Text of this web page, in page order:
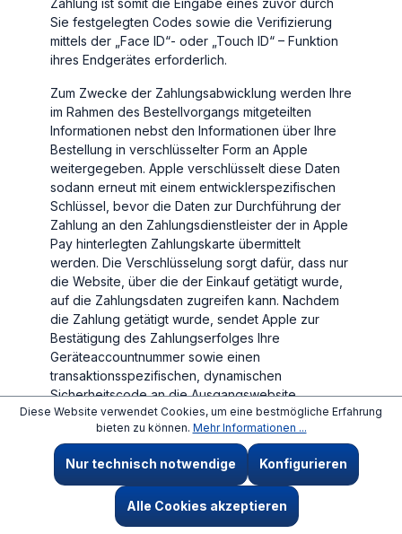
Zahlung ist somit die Eingabe eines zuvor durch
Sie festgelegten Codes sowie die Verifizierung
mittels der „Face ID“- oder „Touch ID“ – Funktion
ihres Endgerätes erforderlich.
Zum Zwecke der Zahlungsabwicklung werden Ihre
im Rahmen des Bestellvorgangs mitgeteilten
Informationen nebst den Informationen über Ihre
Bestellung in verschlüsselter Form an Apple
weitergegeben. Apple verschlüsselt diese Daten
sodann erneut mit einem entwicklerspezifischen
Schlüssel, bevor die Daten zur Durchführung der
Zahlung an den Zahlungsdienstleister der in Apple
Pay hinterlegten Zahlungskarte übermittelt
werden. Die Verschlüsselung sorgt dafür, dass nur
die Website, über die der Einkauf getätigt wurde,
auf die Zahlungsdaten zugreifen kann. Nachdem
die Zahlung getätigt wurde, sendet Apple zur
Bestätigung des Zahlungserfolges Ihre
Geräteaccountnummer sowie einen
transaktionsspezifischen, dynamischen
Sicherheitscode an die Ausgangswebsite.
Sofern bei den beschriebenen Übermittlungen
personenbezogene Daten verarbeitet werden,
erfolgt die Verarbeitung ausschließlich zum
Zwecke der Zahlungsabwicklung gemäß Art. 6
Abs. 1 lit. b DSGVO.
Diese Website verwendet Cookies, um eine bestmögliche Erfahrung
bieten zu können. Mehr Informationen ...
Nur technisch notwendige Konfigurieren
Alle Cookies akzeptieren